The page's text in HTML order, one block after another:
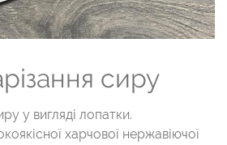
сиру
у вигляді лопатки.
харчової нержавіючої